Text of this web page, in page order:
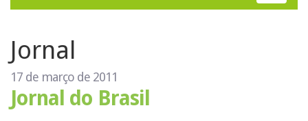
Jornal
17 de março de 2011
Jornal do Brasil